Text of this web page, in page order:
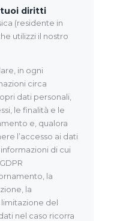
tuoi diritti
(residente in
utilizzi il nostro
in ogni
circa
dati personali,
le finalità e le
e, qualora
l’accesso ai dati
di cui
la
la
del
nel caso ricorra